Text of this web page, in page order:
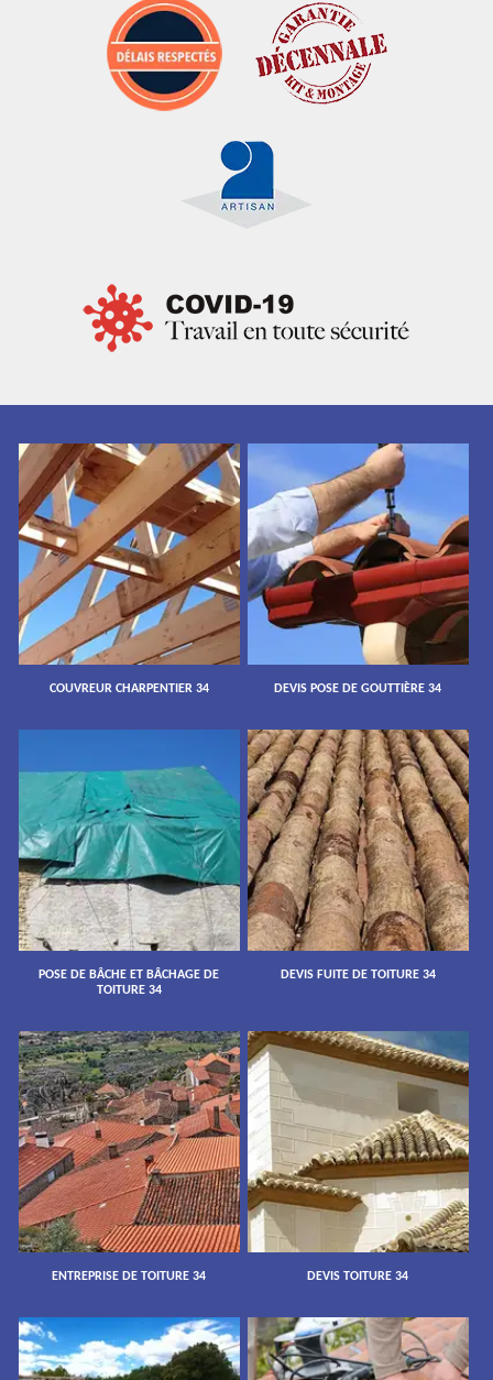
COUVREUR CHARPENTIER 34 DEVIS POSE DE GOUTTIÈRE 34
POSE DE BÂCHE ET BÂCHAGE DE
TOITURE 34
DEVIS FUITE DE TOITURE 34
ENTREPRISE DE TOITURE 34 DEVIS TOITURE 34